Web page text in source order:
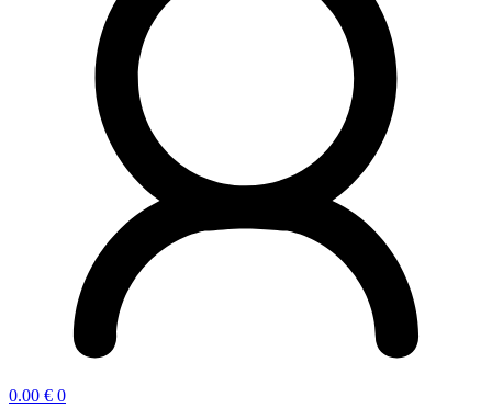
0.00 € 0